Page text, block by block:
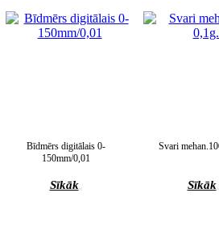
Bīdmērs digitālais 0-
150mm/0,01
Sīkāk
Svari
Sīkāk